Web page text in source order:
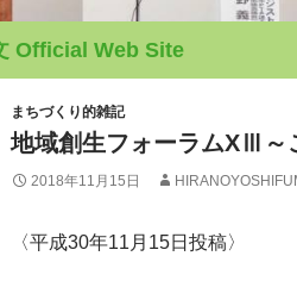
Official Web Site
まちづくり的雑記
地域創生フォーラムXⅢ～
2018年11月15日
〈平成30年11月15日投稿〉